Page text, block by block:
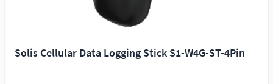
Solis Cellular Data Logging Stick S1-W4G-ST-4Pin